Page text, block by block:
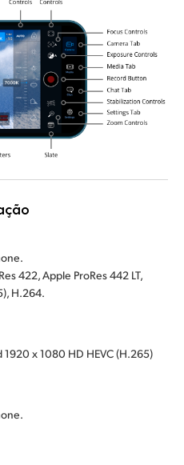
422, Apple ProRes 442 LT,
H.264.
x 1080 HD HEVC (H.265)